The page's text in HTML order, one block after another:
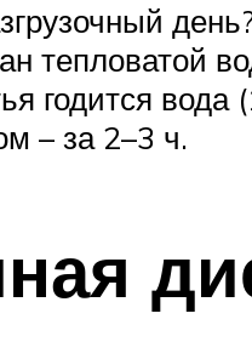
годится вода
– за 2–3 ч.